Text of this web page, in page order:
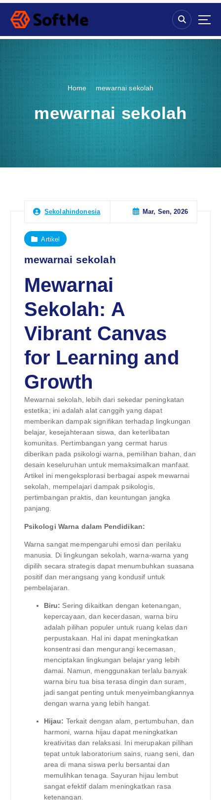
S
p
Home mewarnai sekolah
mewarnai sekolah
Sekolahindonesia Mar, Sen, 2026
Artikel
mewarnai sekolah
Mewarnai
Sekolah: A
Vibrant Canvas
for Learning and
Growth
Mewarnai sekolah, lebih dari sekedar peningkatan
estetika; ini adalah alat canggih yang dapat
memberikan dampak signifikan terhadap lingkungan
belajar, kesejahteraan siswa, dan keterlibatan
komunitas. Pertimbangan yang cermat harus
diberikan pada psikologi warna, pemilihan bahan, dan
desain keseluruhan untuk memaksimalkan manfaat.
Artikel ini mengeksplorasi berbagai aspek mewarnai
sekolah, mempelajari dampak psikologis,
pertimbangan praktis, dan keuntungan jangka
panjang.
Psikologi Warna dalam Pendidikan:
Warna sangat mempengaruhi emosi dan perilaku
manusia. Di lingkungan sekolah, warna-warna yang
dipilih secara strategis dapat menumbuhkan suasana
positif dan merangsang yang kondusif untuk
pembelajaran.
Biru: Sering dikaitkan dengan ketenangan,
kepercayaan, dan kecerdasan, warna biru
adalah pilihan populer untuk ruang kelas dan
perpustakaan. Hal ini dapat meningkatkan
konsentrasi dan mengurangi kecemasan,
menciptakan lingkungan belajar yang lebih
damai. Namun, menggunakan terlalu banyak
warna biru tua bisa terasa dingin dan suram,
jadi sangat penting untuk menyeimbangkannya
dengan warna yang lebih hangat.
Hijau: Terkait dengan alam, pertumbuhan, dan
harmoni, warna hijau dapat meningkatkan
kreativitas dan relaksasi. Ini merupakan pilihan
tepat untuk laboratorium sains, ruang seni, dan
area di mana siswa perlu bersantai dan
memulihkan tenaga. Sayuran hijau lembut
sangat efektif dalam meningkatkan rasa
ketenangan.